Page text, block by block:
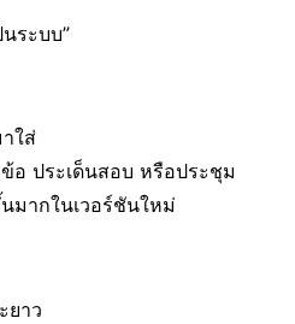
ระบบ”
ใส่
อ ประเด็นสอบ หรือประชุม
มากในเวอร์ชันใหม่
ยาว